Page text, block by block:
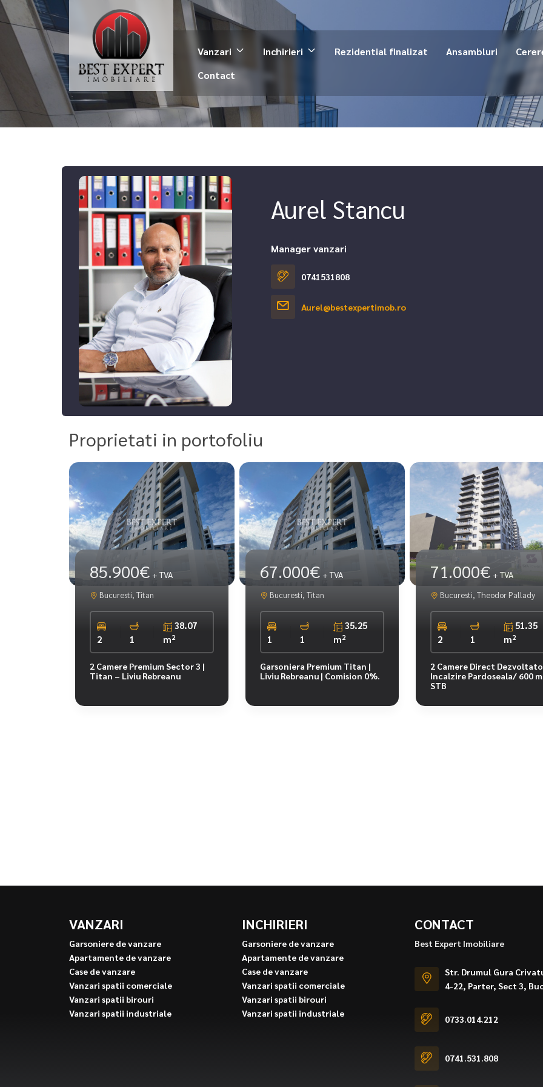
Vanzari Inchirieri Rezidential finalizat Ansambluri
Contact
Aurel Stancu
Manager vanzari
0741531808
Aurel@bestexpertimob.ro
Proprietati in portofoliu
85.900€ + TVA
Bucuresti, Titan
2 1
38.07
m2
2 Camere Premium Sector 3 |
Titan – Liviu Rebreanu
67.000€ + TVA
Bucuresti, Titan
1 1
35.25
m2
Garsoniera Premium Titan |
Liviu Rebreanu | Comision 0%.
71.000€ + TVA
Bucuresti, Theodor Pallady
2 1
51.35
m2
2 Camere Direct
Incalzire Pardoseala/ 600 m
STB
VANZARI
Garsoniere de vanzare
Apartamente de vanzare
Case de vanzare
Vanzari spatii comerciale
Vanzari spatii birouri
Vanzari spatii industriale
INCHIRIERI
Garsoniere de vanzare
Apartamente de vanzare
Case de vanzare
Vanzari spatii comerciale
Vanzari spatii birouri
Vanzari spatii industriale
CONTACT
Best Expert Imobiliare
Str. Drumul Gura
4-22, Parter, Sect 3,
0733.014.212
0741.531.808